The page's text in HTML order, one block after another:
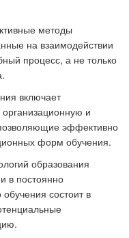
методы
на взаимодействии
процесс, а не только
включает
и
эффективно
форм обучения.
образования
в постоянно
состоит в